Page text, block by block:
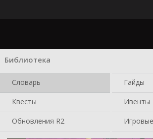
Библиотека
Словарь Гайды
Квесты Ивенты
Обновления R2